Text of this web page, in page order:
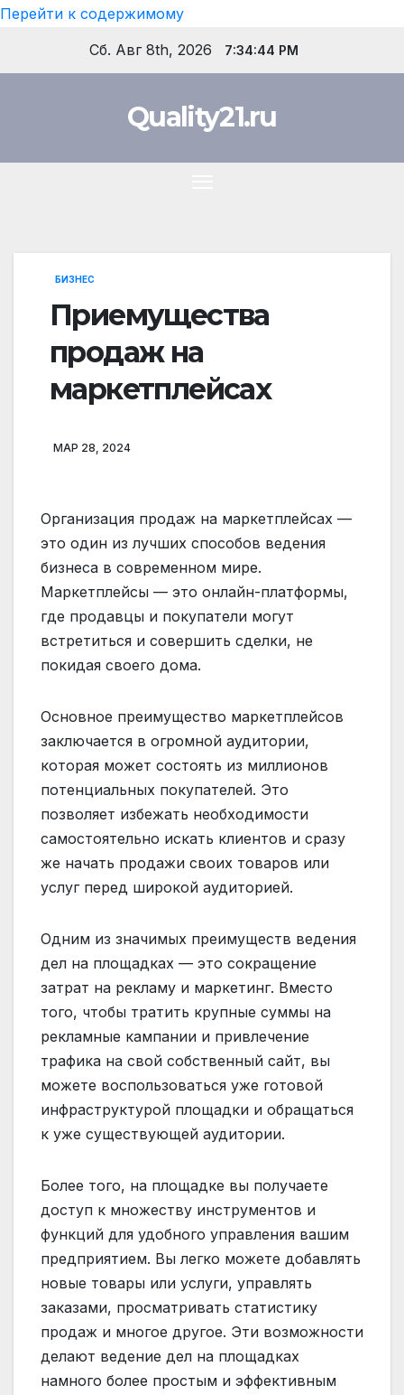
Перейти к содержимому
Сб. Авг 8th, 2026
7:34:45 PM
Quality21.ru
БИЗНЕС
Приемущества
продаж на
маркетплейсах
МАР 28, 2024
Организация продаж на маркетплейсах —
это один из лучших способов ведения
бизнеса в современном мире.
Маркетплейсы — это онлайн-платформы,
где продавцы и покупатели могут
встретиться и совершить сделки, не
покидая своего дома.
Основное преимущество маркетплейсов
заключается в огромной аудитории,
которая может состоять из миллионов
потенциальных покупателей. Это
позволяет избежать необходимости
самостоятельно искать клиентов и сразу
же начать продажи своих товаров или
услуг перед широкой аудиторией.
Одним из значимых преимуществ ведения
дел на площадках — это сокращение
затрат на рекламу и маркетинг. Вместо
того, чтобы тратить крупные суммы на
рекламные кампании и привлечение
трафика на свой собственный сайт, вы
можете воспользоваться уже готовой
инфраструктурой площадки и обращаться
к уже существующей аудитории.
Более того, на площадке вы получаете
доступ к множеству инструментов и
функций для удобного управления вашим
предприятием. Вы легко можете добавлять
новые товары или услуги, управлять
заказами, просматривать статистику
продаж и многое другое. Эти возможности
делают ведение дел на площадках
намного более простым и эффективным